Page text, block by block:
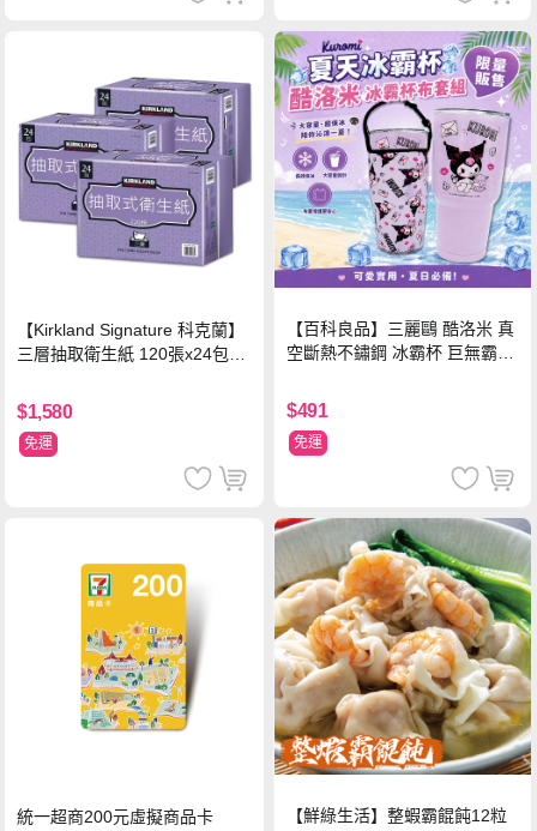
【Kirkland Signature 科克蘭】
三層抽取衛生紙 120張x24包x3
$1,580
免運
【百科良品】三麗鷗 酷洛米 真
空斷熱不鏽鋼 冰霸杯 巨無霸鋼
ml-信封款(贈手提杯套)
$491
免運
統一超商200元虛擬商品卡
【鮮綠生活】整蝦霸餛飩12粒